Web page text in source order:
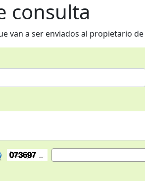
consulta
van a ser enviados al propietario de